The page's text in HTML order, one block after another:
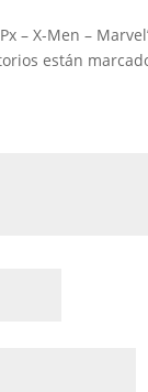
– X-Men –
están